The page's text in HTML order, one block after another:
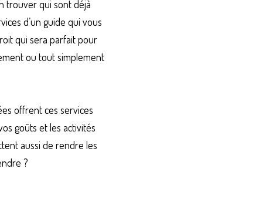
d’un guide qui vous
qui sera parfait pour
ou tout simplement
offrent ces services
goûts et les activités
aussi de rendre les
?